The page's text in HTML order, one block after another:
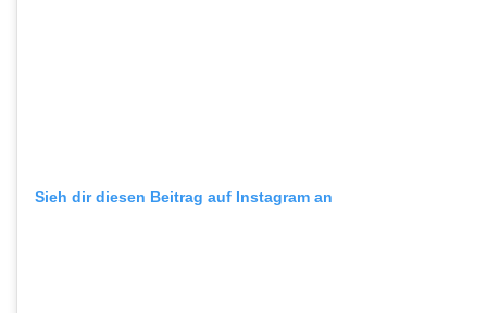
Sieh dir diesen Beitrag auf Instagram an